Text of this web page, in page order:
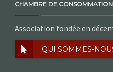
CHAMBRE DE
Association fondée en
QUI SOMMES-